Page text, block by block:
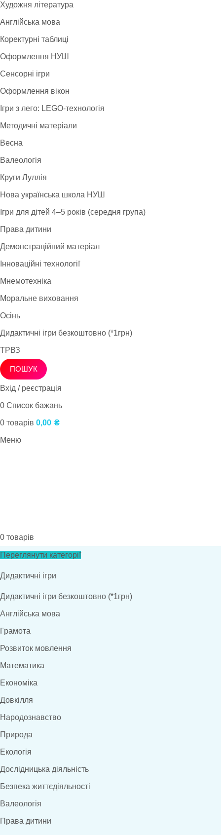
Художня література
Англійська мова
Коректурні таблиці
Оформлення НУШ
Сенсорні ігри
Оформлення вікон
Ігри з лего: LEGO-технологія
Методичні матеріали
Весна
Валеологія
Круги Луллія
Нова українська школа НУШ
Ігри для дітей 4–5 років (середня група)
Права дитини
Демонстраційний матеріал
Інноваційні технології
Мнемотехніка
Моральне виховання
Осінь
Дидактичні ігри безкоштовно (*1грн)
ТРВЗ
ПОШУК
Вхід / реєстрація
0 Список бажань
0 товарів 0,00 ₴
Меню
0 товарів
Переглянути категорії
Дидактичні ігри
Дидактичні ігри безкоштовно (*1грн)
Англійська мова
Грамота
Розвиток мовлення
Математика
Економіка
Довкілля
Народознавство
Природа
Екологія
Дослідницька діяльність
Безпека життєдіяльності
Валеологія
Права дитини